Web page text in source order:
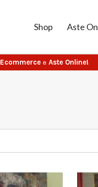
Shop Aste
Ecommerce e Aste Online!